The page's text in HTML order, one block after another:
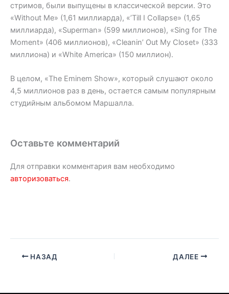
стримов, были выпущены в классической версии. Это
«Without Me» (1,61 миллиарда), «’Till I Collapse» (1,65
миллиарда), «Superman» (599 миллионов), «Sing for The
Moment» (406 миллионов), «Cleanin’ Out My Closet» (333
миллиона) и «White America» (150 миллион).
В целом, «The Eminem Show», который слушают около
4,5 миллионов раз в день, остается самым популярным
студийным альбомом Маршалла.
Оставьте комментарий
Для отправки комментария вам необходимо
авторизоваться.
НАЗАД ДАЛЕЕ